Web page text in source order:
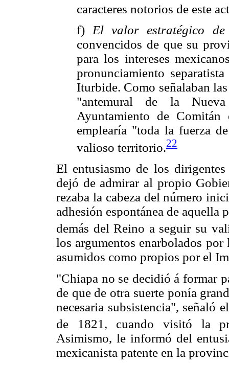
caracteres notorios de este
f)El valor estratégico de
convencidos de que su
para los intereses
pronunciamiento
Iturbide. Como señalaban
"antemural de la
Ayuntamiento de
emplearía "toda la fuerza
valioso territorio.22
El entusiasmo de los
dejó de admirar al propio
rezaba la cabeza del número
adhesión espontánea de aquella
demás del Reino a seguir su
los argumentos enarbolados
asumidos como propios por el
"Chiapa no se decidió á formar
de que de otra suerte ponía
necesaria subsistencia", señaló
de 1821, cuando visitó la
Asimismo, le informó del
mexicanista patente en la